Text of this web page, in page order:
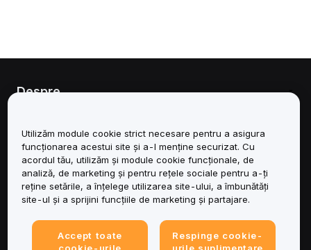
Despre
Asistență
Produse
Juridic
Utilizăm module cookie strict necesare pentru a asigura
funcționarea acestui site și a-l menține securizat. Cu
acordul tău, utilizăm și module cookie funcționale, de
analiză, de marketing și pentru rețele sociale pentru a-ți
reține setările, a înțelege utilizarea site-ului, a îmbunătăți
site-ul și a sprijini funcțiile de marketing și partajare.
Accept toate
Respinge cookie-